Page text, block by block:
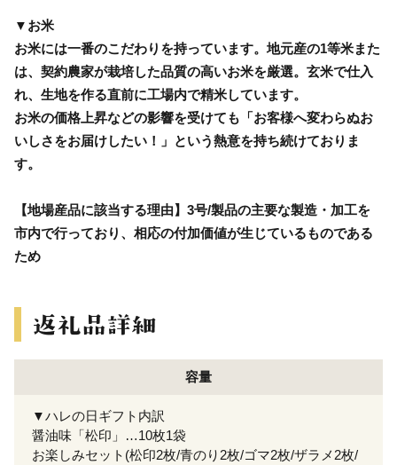
▼お米
お米には一番のこだわりを持っています。地元産の1等米また
は、契約農家が栽培した品質の高いお米を厳選。玄米で仕入
れ、生地を作る直前に工場内で精米しています。
お米の価格上昇などの影響を受けても「お客様へ変わらぬお
いしさをお届けしたい！」という熱意を持ち続けておりま
す。
【地場産品に該当する理由】3号/製品の主要な製造・加工を
市内で行っており、相応の付加価値が生じているものである
ため
容量
▼ハレの日ギフト内訳
醤油味「松印」…10枚1袋
お楽しみセット(松印2枚/青のり2枚/ゴマ2枚/ザラメ2枚/